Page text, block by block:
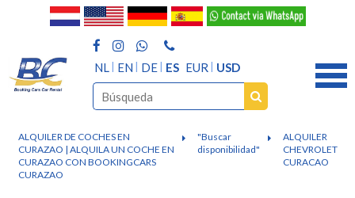
NL EN DE ES EUR USD
ALQUILER DE COCHES EN
CURAZAO | ALQUILA UN COCHE EN
CURAZAO CON BOOKINGCARS
CURAZAO
"Buscar
disponibilidad"
ALQUILER
CHEVROLET
CURACAO